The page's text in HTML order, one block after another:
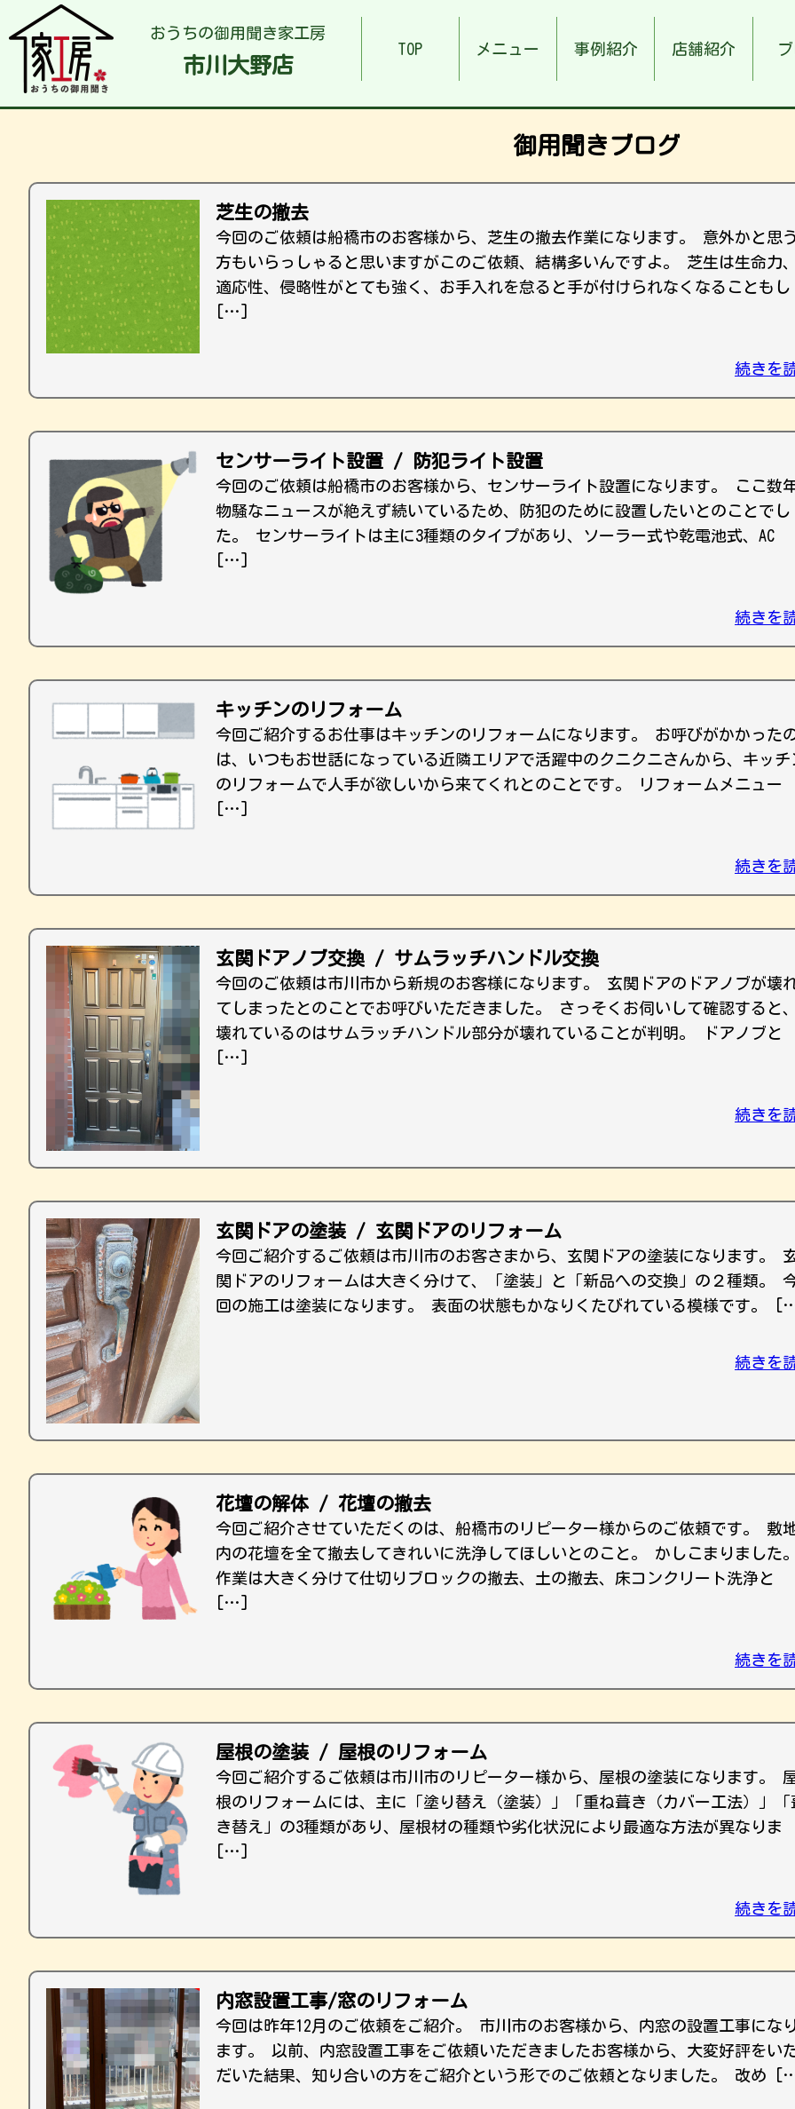
おうちの御用聞き家工房
市川大野店
TOP メニュー 事例紹介 店舗紹介
御用聞きブログ
芝生の撤去
今回のご依頼は船橋市のお客様から、芝生の撤去作業になります。 意外かと思う
方もいらっしゃると思いますがこのご依頼、結構多いんですよ。 芝生は生命力、
適応性、侵略性がとても強く、お手入れを怠ると手が付けられなくなることもし
[…]
続きを
センサーライト設置 / 防犯ライト設置
今回のご依頼は船橋市のお客様から、センサーライト設置になります。 ここ数
物騒なニュースが絶えず続いているため、防犯のために設置したいとのことでし
た。 センサーライトは主に3種類のタイプがあり、ソーラー式や乾電池式、AC
[…]
続きを
キッチンのリフォーム
今回ご紹介するお仕事はキッチンのリフォームになります。 お呼びがかかった
は、いつもお世話になっている近隣エリアで活躍中のクニクニさんから、キッチ
のリフォームで人手が欲しいから来てくれとのことです。 リフォームメニュー
[…]
続きを
玄関ドアノブ交換 / サムラッチハンドル交換
今回のご依頼は市川市から新規のお客様になります。 玄関ドアのドアノブが壊
てしまったとのことでお呼びいただきました。 さっそくお伺いして確認すると、
壊れているのはサムラッチハンドル部分が壊れていることが判明。 ドアノブと
[…]
続きを
玄関ドアの塗装 / 玄関ドアのリフォーム
今回ご紹介するご依頼は市川市のお客さまから、玄関ドアの塗装になります。
関ドアのリフォームは大きく分けて、「塗装」と「新品への交換」の２種類。
回の施工は塗装になります。 表面の状態もかなりくたびれている模様です。
続きを
花壇の解体 / 花壇の撤去
今回ご紹介させていただくのは、船橋市のリピーター様からのご依頼です。 敷
内の花壇を全て撤去してきれいに洗浄してほしいとのこと。 かしこまりました。
作業は大きく分けて仕切りブロックの撤去、土の撤去、床コンクリート洗浄と
[…]
続きを
屋根の塗装 / 屋根のリフォーム
今回ご紹介するご依頼は市川市のリピーター様から、屋根の塗装になります。
根のリフォームには、主に「塗り替え（塗装）」「重ね葺き（カバー工法）」「
き替え」の3種類があり、屋根材の種類や劣化状況により最適な方法が異なりま
[…]
続きを
内窓設置工事/窓のリフォーム
今回は昨年12月のご依頼をご紹介。 市川市のお客様から、内窓の設置工事にな
ます。 以前、内窓設置工事をご依頼いただきましたお客様から、大変好評をい
だいた結果、知り合いの方をご紹介という形でのご依頼となりました。 改め